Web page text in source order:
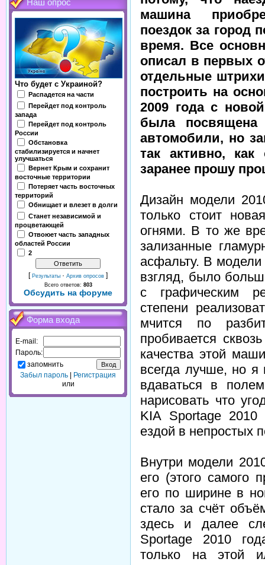
Наш опрос
Что будет с Украиной?
Распадется на части
Перейдет под контроль
запада
Перейдет под контроль
России
Обстановка
стабилизируется и начнет
улучшаться
Вернет Крым и сохранит
восточные территории
Потеряет часть восточных
территорий
Обнищает и влезет в долги
Станет независимой и
процветающей
Отвоюет часть западных
областей России
2
[ Результаты · Архив опросов ]
Всего ответов: 803
Обсудить на форуме
Форма входа
E-mail:
Пароль:
запомнить
Забыл пароль
Регистрация
или
машина
поездок за город
время. Все
описал в первых
отдельные
построить на
2009 года с
была
автомобили, но
так активно,
заранее прошу
Дизайн модели
только стоит
огнями. В то же
зализанные
асфальту. В
взгляд, было
с графическим
степени
мчится по
пробивается
качества этой
всегда лучше, но я
вдаваться в
нарисовать что
KIA Sportage
ездой в непростых
Внутри модели
его (этого самого
его по ширине в
стало за счёт
здесь и далее
Sportage 2010
только на этой